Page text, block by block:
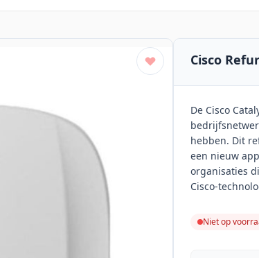
Cisco
De Cisco
hebben. Dit
een nieuw
organisaties
Cisco-
Niet op